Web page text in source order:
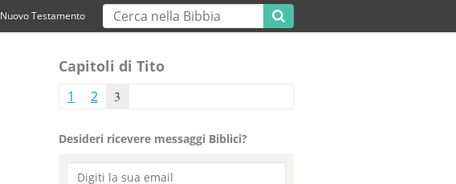
Nuovo Testamento
Capitoli di Tito
1 2 3
Desideri ricevere messaggi Biblici?